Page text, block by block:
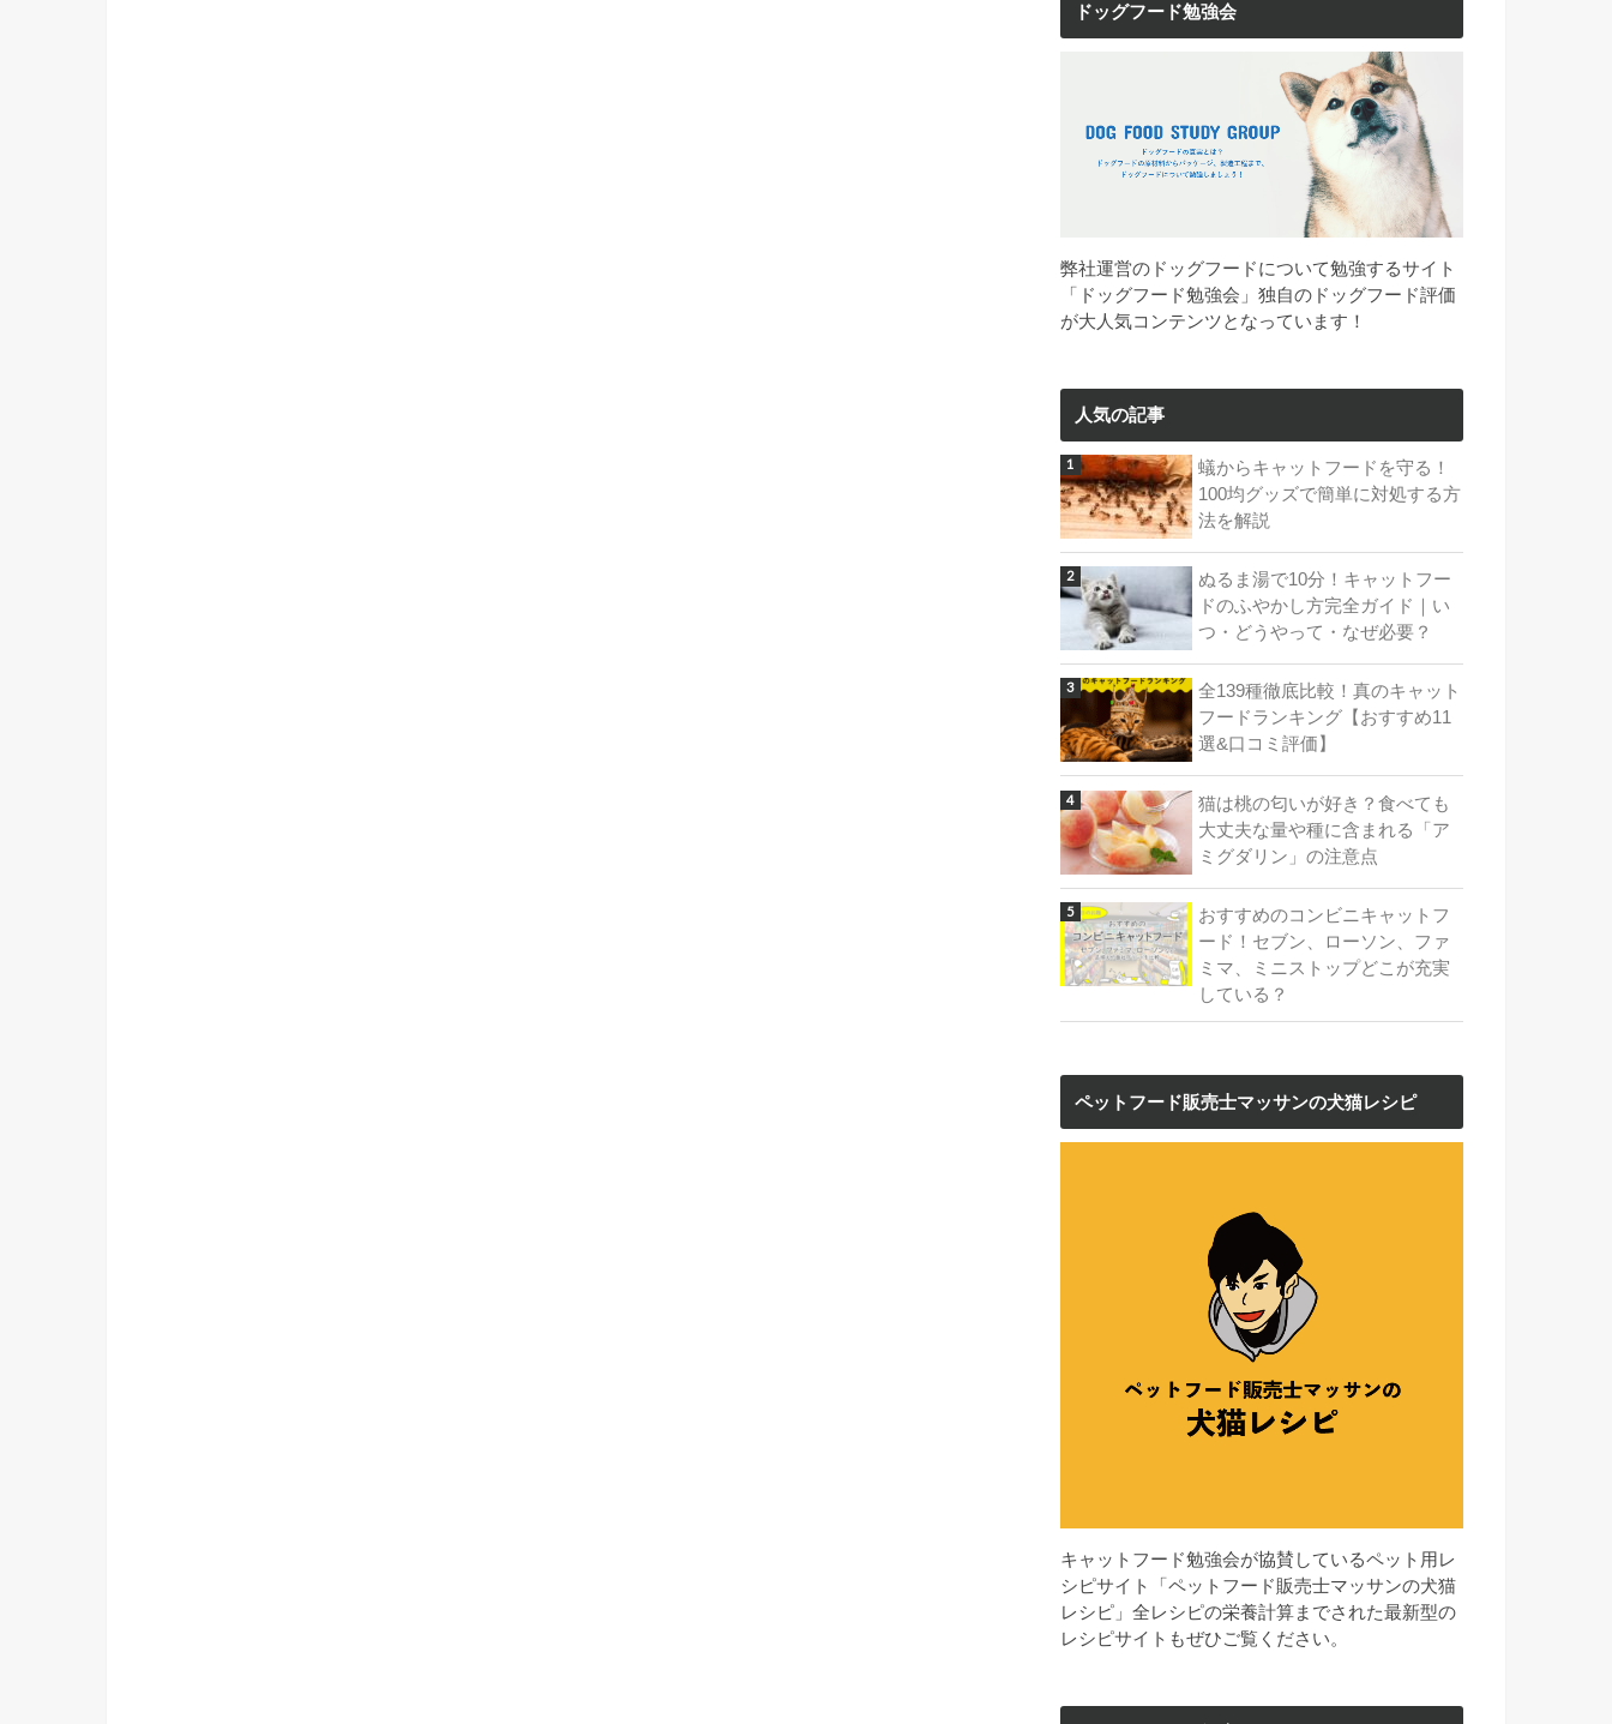
ドッグフード勉強会
弊社運営のドッグフードについて勉強するサイト
「ドッグフード勉強会」独自のドッグフード評価
が大人気コンテンツとなっています！
人気の記事
蟻からキャットフードを守る！
100均グッズで簡単に対処する方
法を解説
ぬるま湯で10分！キャットフー
ドのふやかし方完全ガイド｜い
つ・どうやって・なぜ必要？
全139種徹底比較！真のキャット
フードランキング【おすすめ11
選&口コミ評価】
猫は桃の匂いが好き？食べても
大丈夫な量や種に含まれる「ア
ミグダリン」の注意点
おすすめのコンビニキャットフ
ード！セブン、ローソン、ファ
ミマ、ミニストップどこが充実
している？
ペットフード販売士マッサンの犬猫レシピ
キャットフード勉強会が協賛しているペット用レ
シピサイト「ペットフード販売士マッサンの犬猫
レシピ」全レシピの栄養計算までされた最新型の
レシピサイトもぜひご覧ください。